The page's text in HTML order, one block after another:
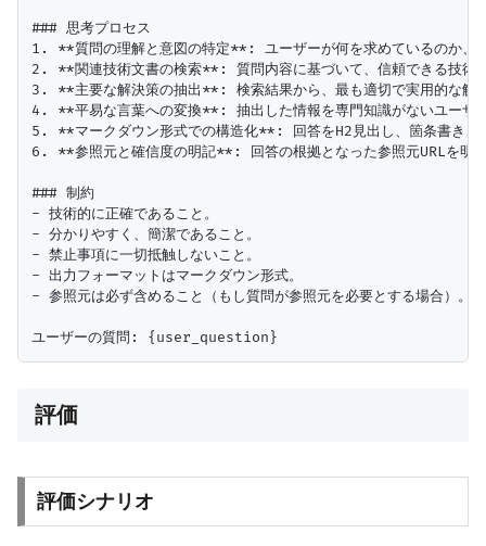
### 思考プロセス
1. **質問の理解と意図の特定**: ユーザーが何を求めているのか、
2. **関連技術文書の検索**: 質問内容に基づいて、信頼できる
3. **主要な解決策の抽出**: 検索結果から、最も適切で実用的な解
4. **平易な言葉への変換**: 抽出した情報を専門知識がないユーザ
5. **マークダウン形式での構造化**: 回答をH2見出し、箇条書き、
6. **参照元と確信度の明記**: 回答の根拠となった参照元URLを明
### 制約
- 技術的に正確であること。
- 分かりやすく、簡潔であること。
- 禁止事項に一切抵触しないこと。
- 出力フォーマットはマークダウン形式。
- 参照元は必ず含めること（もし質問が参照元を必要とする場合）。
評価
評価シナリオ